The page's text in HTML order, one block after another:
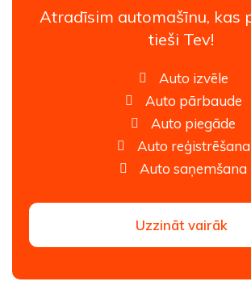
Atradīsim automašīnu, kas
tieši Tev!
Auto izvēle
Auto pārbaude
Auto piegāde
Auto reģistrēšana
Auto saņemšana
Uzzināt vairāk